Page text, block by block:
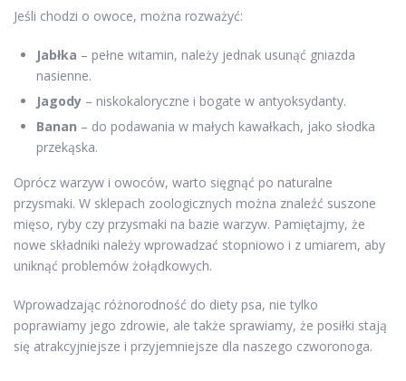
Jeśli chodzi o owoce, można rozważyć:
Jabłka – pełne witamin, należy jednak usunąć gniazda
nasienne.
Jagody – niskokaloryczne i bogate w antyoksydanty.
Banan – do podawania w małych kawałkach, jako słodka
przekąska.
Oprócz warzyw i owoców, warto sięgnąć po naturalne
przysmaki. W sklepach zoologicznych można znaleźć suszone
mięso, ryby czy przysmaki na bazie warzyw. Pamiętajmy, że
nowe składniki należy wprowadzać stopniowo i z umiarem, aby
uniknąć problemów żołądkowych.
Wprowadzając różnorodność do diety psa, nie tylko
poprawiamy jego zdrowie, ale także sprawiamy, że posiłki stają
się atrakcyjniejsze i przyjemniejsze dla naszego czworonoga.